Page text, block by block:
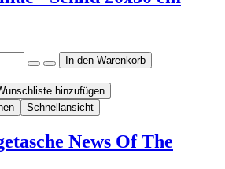
hinzufügen
Schnellansicht
News Of The